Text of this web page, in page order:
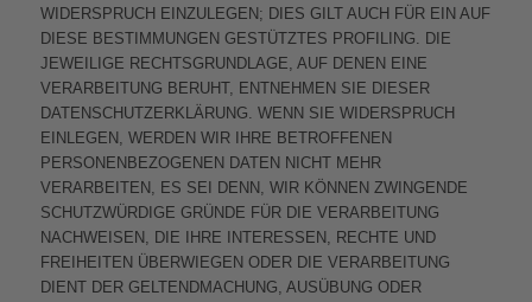
WIDERSPRUCH EINZULEGEN; DIES GILT AUCH FÜR EIN AUF
DIESE BESTIMMUNGEN GESTÜTZTES PROFILING. DIE
JEWEILIGE RECHTSGRUNDLAGE, AUF DENEN EINE
VERARBEITUNG BERUHT, ENTNEHMEN SIE DIESER
DATENSCHUTZERKLÄRUNG. WENN SIE WIDERSPRUCH
EINLEGEN, WERDEN WIR IHRE BETROFFENEN
PERSONENBEZOGENEN DATEN NICHT MEHR
VERARBEITEN, ES SEI DENN, WIR KÖNNEN ZWINGENDE
SCHUTZWÜRDIGE GRÜNDE FÜR DIE VERARBEITUNG
NACHWEISEN, DIE IHRE INTERESSEN, RECHTE UND
FREIHEITEN ÜBERWIEGEN ODER DIE VERARBEITUNG
DIENT DER GELTENDMACHUNG, AUSÜBUNG ODER